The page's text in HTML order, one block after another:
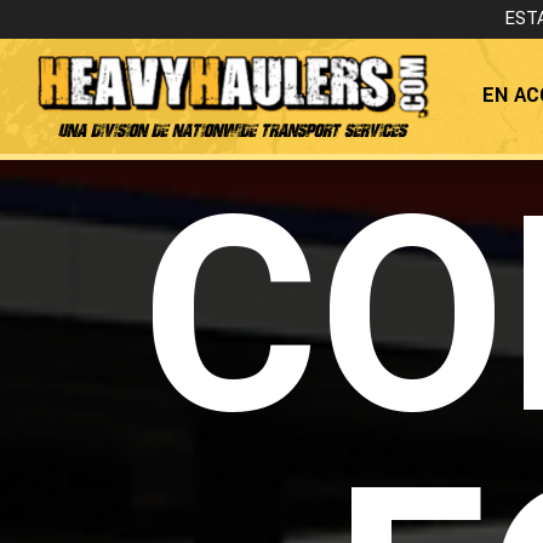
Una Division de Nationwide Transport Services
EN